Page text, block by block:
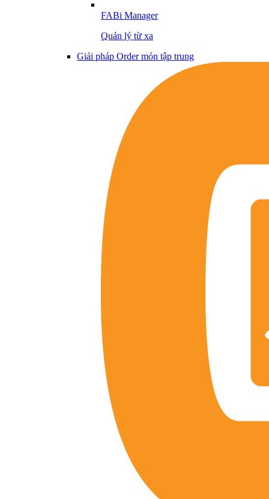
FABi Manager
Quản lý từ xa
Giải pháp Order món tập trung